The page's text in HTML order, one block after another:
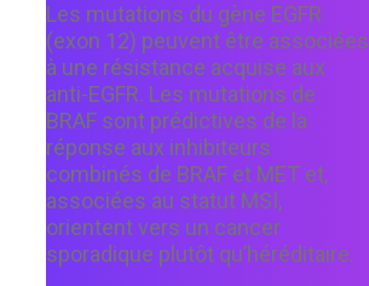
Les mutations du gène EGFR
(exon 12) peuvent être associées
à une résistance acquise aux
anti-EGFR. Les mutations de
BRAF sont prédictives de la
réponse aux inhibiteurs
combinés de BRAF et MET et,
associées au statut MSI,
orientent vers un cancer
sporadique plutôt qu’héréditaire.